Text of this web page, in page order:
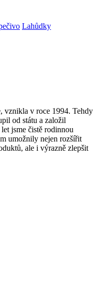
Lahůdky
vznikla v roce 1994. Tehdy
od státu a založil
jsme čistě rodinnou
umožnily nejen rozšířit
ale i výrazně zlepšit